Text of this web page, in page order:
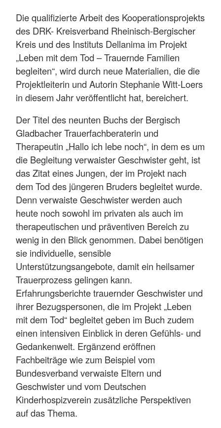
Die qualifizierte Arbeit des Kooperationsprojekts
des DRK- Kreisverband Rheinisch-Bergischer
Kreis und des Instituts Dellanima im Projekt
„Leben mit dem Tod – Trauernde Familien
begleiten“, wird durch neue Materialien, die die
Projektleiterin und Autorin Stephanie Witt-Loers
in diesem Jahr veröffentlicht hat, bereichert.
Der Titel des neunten Buchs der Bergisch
Gladbacher Trauerfachberaterin und
Therapeutin „Hallo ich lebe noch“, in dem es um
die Begleitung verwaister Geschwister geht, ist
das Zitat eines Jungen, der im Projekt nach
dem Tod des jüngeren Bruders begleitet wurde.
Denn verwaiste Geschwister werden auch
heute noch sowohl im privaten als auch im
therapeutischen und präventiven Bereich zu
wenig in den Blick genommen. Dabei benötigen
sie individuelle, sensible
Unterstützungsangebote, damit ein heilsamer
Trauerprozess gelingen kann.
Erfahrungsberichte trauernder Geschwister und
ihrer Bezugspersonen, die im Projekt „Leben
mit dem Tod“ begleitet geben im Buch zudem
einen intensiven Einblick in deren Gefühls- und
Gedankenwelt. Ergänzend eröffnen
Fachbeiträge wie zum Beispiel vom
Bundesverband verwaiste Eltern und
Geschwister und vom Deutschen
Kinderhospizverein zusätzliche Perspektiven
auf das Thema.